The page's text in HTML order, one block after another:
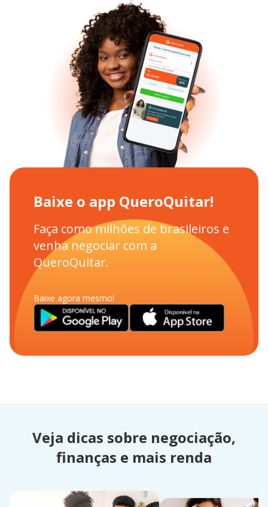
Baixe o app QueroQuitar!
Faça como milhões de brasileiros e
venha negociar com a
QueroQuitar.
Baixe agora mesmo!
Veja dicas sobre negociação,
finanças e mais renda